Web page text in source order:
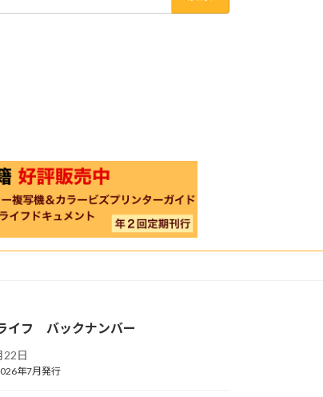
イフ バックナンバー
22日
年7月発行